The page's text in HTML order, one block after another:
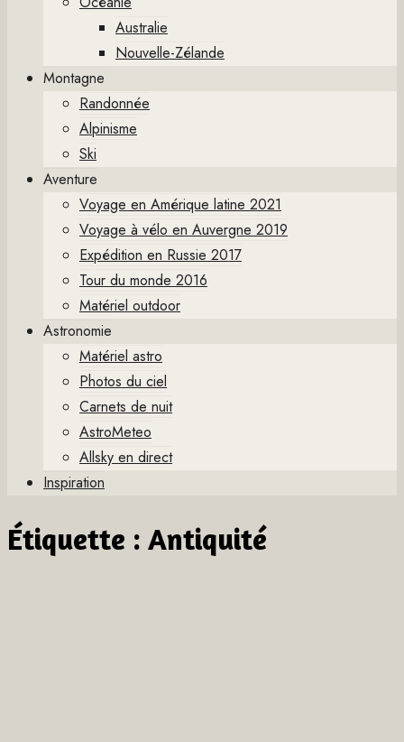
Australie
Nouvelle-Zélande
Montagne
Randonnée
Alpinisme
Ski
Aventure
Voyage en Amérique latine 2021
Voyage à vélo en Auvergne 2019
Expédition en Russie 2017
Tour du monde 2016
Matériel outdoor
Astronomie
Matériel astro
Photos du ciel
Carnets de nuit
AstroMeteo
Allsky en direct
Inspiration
Étiquette : Antiquité